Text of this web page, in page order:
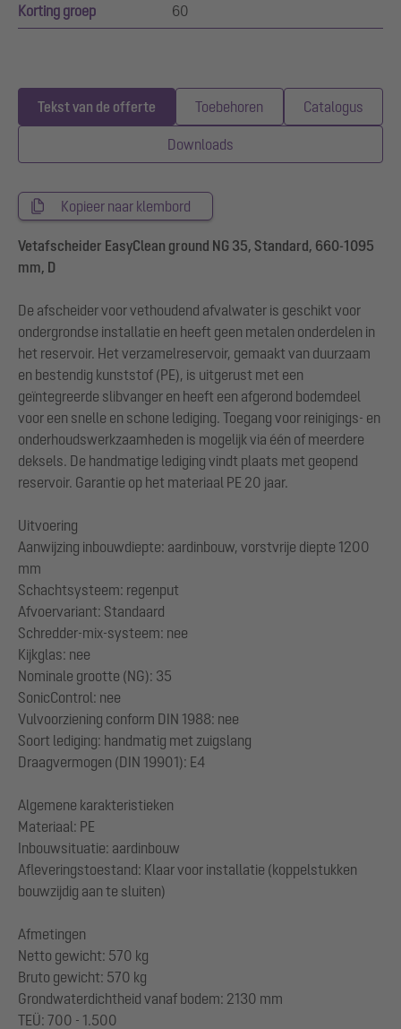
Korting groep 60
Tekst van de offerte Toebehoren Catalogus
Downloads
Kopieer naar klembord
Vetafscheider EasyClean ground NG 35, Standard, 660-1095
mm, D
De afscheider voor vethoudend afvalwater is geschikt voor
ondergrondse installatie en heeft geen metalen onderdelen in
het reservoir. Het verzamelreservoir, gemaakt van duurzaam
en bestendig kunststof (PE), is uitgerust met een
geïntegreerde slibvanger en heeft een afgerond bodemdeel
voor een snelle en schone lediging. Toegang voor reinigings- en
onderhoudswerkzaamheden is mogelijk via één of meerdere
deksels. De handmatige lediging vindt plaats met geopend
reservoir. Garantie op het materiaal PE 20 jaar.
Uitvoering
Aanwijzing inbouwdiepte: aardinbouw, vorstvrije diepte 1200
mm
Schachtsysteem: regenput
Afvoervariant: Standaard
Schredder-mix-systeem: nee
Kijkglas: nee
Nominale grootte (NG): 35
SonicControl: nee
Vulvoorziening conform DIN 1988: nee
Soort lediging: handmatig met zuigslang
Draagvermogen (DIN 19901): E4
Algemene karakteristieken
Materiaal: PE
Inbouwsituatie: aardinbouw
Afleveringstoestand: Klaar voor installatie (koppelstukken
bouwzijdig aan te sluiten)
Afmetingen
Netto gewicht: 570 kg
Bruto gewicht: 570 kg
Grondwaterdichtheid vanaf bodem: 2130 mm
TEÜ: 700 - 1.500